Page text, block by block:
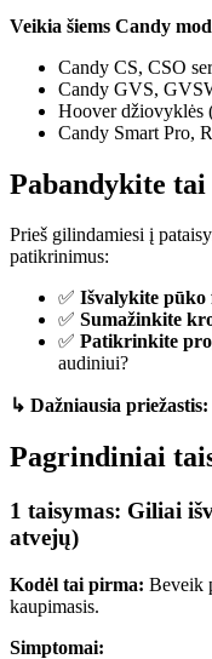
Veikia šiems Candy
Candy CS, CSO
Candy GVS,
Hoover džiovyklės
Candy Smart Pro,
Pabandykite
Prieš gilindamiesi į
patikrinimus:
✅ Išvalykite
✅ Sumažinkite
✅ Patikrinkite
audiniui?
↳ Dažniausia priežastis:
Pagrindiniai
1 taisymas: Giliai
atvejų)
Kodėl tai pirma: Beveik
kaupimasis.
Simptomai: